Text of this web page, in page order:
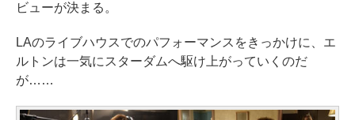
ビューが決まる。
LAのライブハウスでのパフォーマンスをきっかけに、エ
ルトンは一気にスターダムへ駆け上がっていくのだ
が……